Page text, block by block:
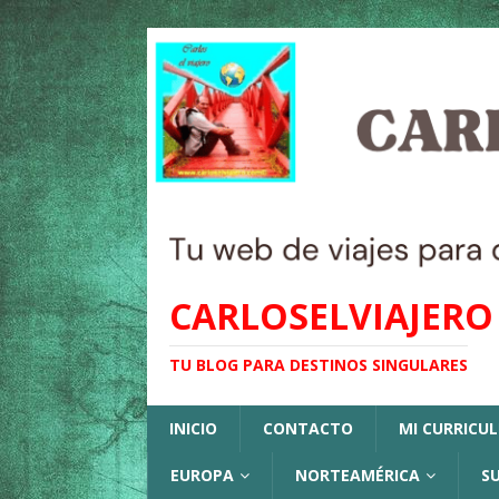
CARLOSELVIAJERO
TU BLOG PARA DESTINOS SINGULARES
INICIO CONTACTO MI
EUROPA NORTEAMÉRICA